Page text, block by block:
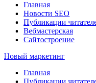
Главная
Новости SEO
Публикации
Вебмастерская
Сайтостроение
Новый маркетинг
Главная
Публикации